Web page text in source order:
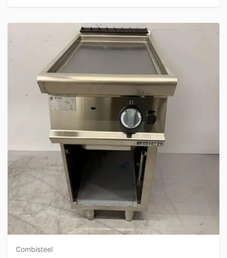
Combisteel